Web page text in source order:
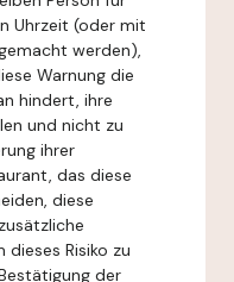
Uhrzeit (oder mit
werden),
Warnung die
hindert, ihre
und nicht zu
ihrer
das diese
diese
Risiko zu
der